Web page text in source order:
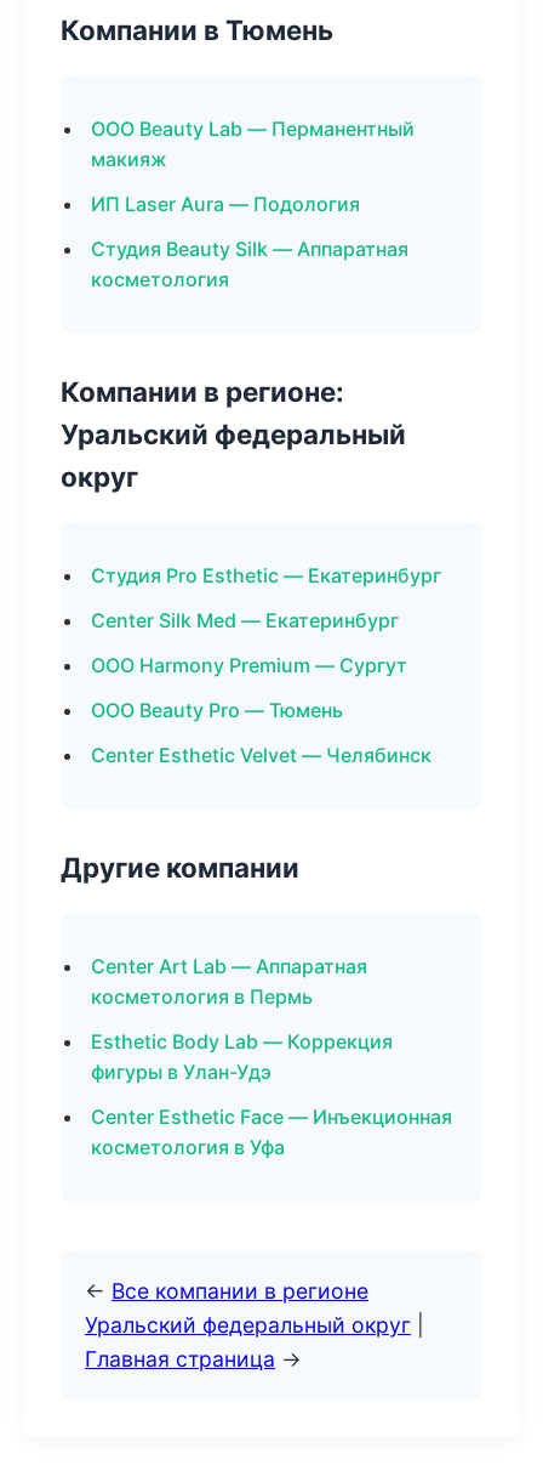
Компании в Тюмень
ООО Beauty Lab — Перманентный
макияж
ИП Laser Aura — Подология
Студия Beauty Silk — Аппаратная
косметология
Компании в регионе:
Уральский федеральный
округ
Студия Pro Esthetic — Екатеринбург
Center Silk Med — Екатеринбург
ООО Harmony Premium — Сургут
ООО Beauty Pro — Тюмень
Center Esthetic Velvet — Челябинск
Другие компании
Center Art Lab — Аппаратная
косметология в Пермь
Esthetic Body Lab — Коррекция
фигуры в Улан-Удэ
Center Esthetic Face — Инъекционная
косметология в Уфа
← Все компании в регионе
Уральский федеральный округ
Главная страница →